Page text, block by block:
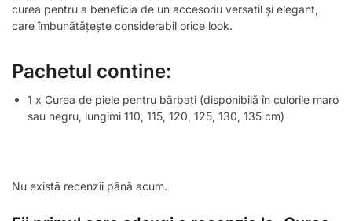
curea pentru a beneficia de un accesoriu versatil și elegant,
care îmbunătățește considerabil orice look.
Pachetul contine:
1 x Curea de piele pentru bărbați (disponibilă în culorile maro
sau negru, lungimi 110, 115, 120, 125, 130, 135 cm)
Nu există recenzii până acum.